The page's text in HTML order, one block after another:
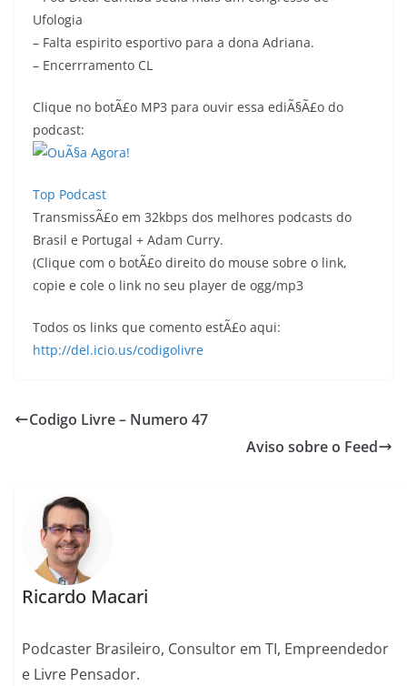
Ufologia
– Falta espirito esportivo para a dona Adriana.
– Encerrramento CL
Clique no botÃ£o MP3 para ouvir essa ediÃ§Ã£o do
podcast:
Top Podcast
TransmissÃ£o em 32kbps dos melhores podcasts do
Brasil e Portugal + Adam Curry.
(Clique com o botÃ£o direito do mouse sobre o link,
copie e cole o link no seu player de ogg/mp3
Todos os links que comento estÃ£o aqui:
http://del.icio.us/codigolivre
Codigo Livre – Numero 47
Aviso sobre o Feed
Ricardo Macari
Podcaster Brasileiro, Consultor em TI, Empreendedor
e Livre Pensador.